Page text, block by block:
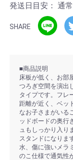
発送日目安： 通
SHARE
■商品説明
床板が低く、お部
つろぎ空間を演出
タイプです。フレ
距離が近く、ベッ
なお子さまがいる
ッドボードの奥行
ュもしっかり入り
スタンドになりま
水、傷に強いメラ
のこ仕様で通気性